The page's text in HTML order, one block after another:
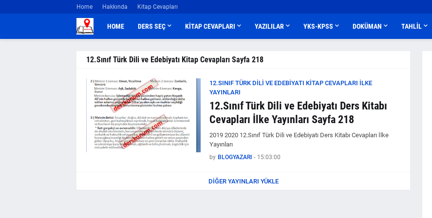
Home Hakkında Kitap Cevapları
HOME DERS SEÇ KİTAP CEVAPLARI YAZILILAR YKS-KPSS DOKÜMAN TAHLİL
12.Sınıf Türk Dili ve Edebiyatı Kitap Cevapları Sayfa 218
12.SINIF TÜRK DILI VE EDEBIYATI KITAP CEVAPLARI İLKE
YAYINLARI
12.Sınıf Türk Dili ve Edebiyatı Ders Kitabı
Cevapları İlke Yayınları Sayfa 218
2019 2020 12.Sınıf Türk Dili ve Edebiyatı Ders Kitabı Cevapları İlke
Yayınları
by BLOGYAZARI - 15:03:00
DIĞER YAYINLARI YÜKLE